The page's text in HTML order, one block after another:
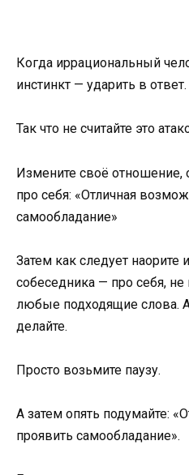
Когда иррациональный
инстинкт — ударить в
Так что не считайте это
Измените своё отношение,
про себя: «Отличная
самообладание»
Затем как следует наорите
собеседника — про себя,
любые подходящие слова.
делайте.
Просто возьмите паузу.
А затем опять подумайте:
проявить самообладание».